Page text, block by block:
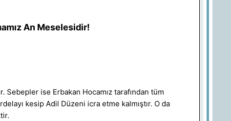
An Meselesidir!
Sebepler ise Erbakan Hocamız tarafından tüm
kesip Adil Düzeni icra etme kalmıştır. O da